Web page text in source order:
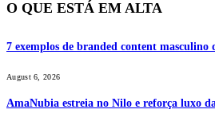
O QUE ESTÁ EM ALTA
7 exemplos de branded content masculino
August 6, 2026
AmaNubia estreia no Nilo e reforça luxo